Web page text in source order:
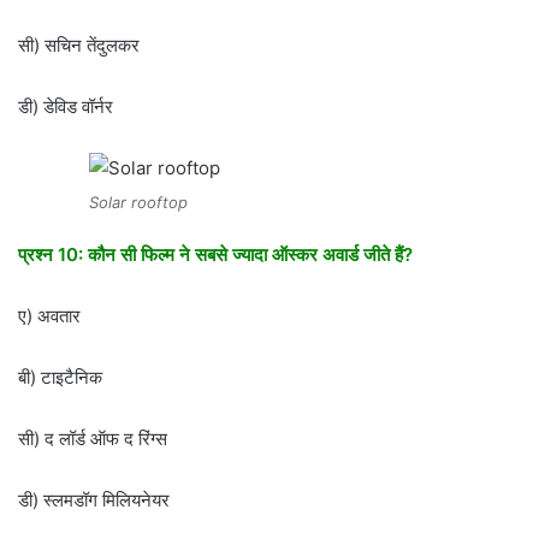
सी) सचिन तेंदुलकर
डी) डेविड वॉर्नर
Solar rooftop
प्रश्न 10: कौन सी फिल्म ने सबसे ज्यादा ऑस्कर अवार्ड जीते हैं?
ए) अवतार
बी) टाइटैनिक
सी) द लॉर्ड ऑफ द रिंग्स
डी) स्लमडॉग मिलियनेयर